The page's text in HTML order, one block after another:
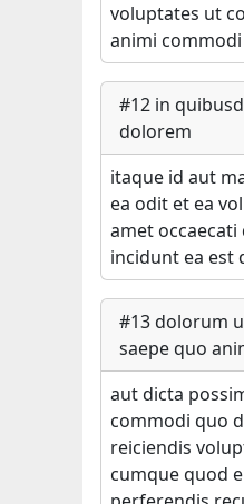
voluptates ut
animi commodi
#12 in
dolorem
itaque id aut
ea odit et ea
amet
incidunt ea est
#13dolorum
saepe quo
aut dicta
commodi quo
reiciendis
cumque quod